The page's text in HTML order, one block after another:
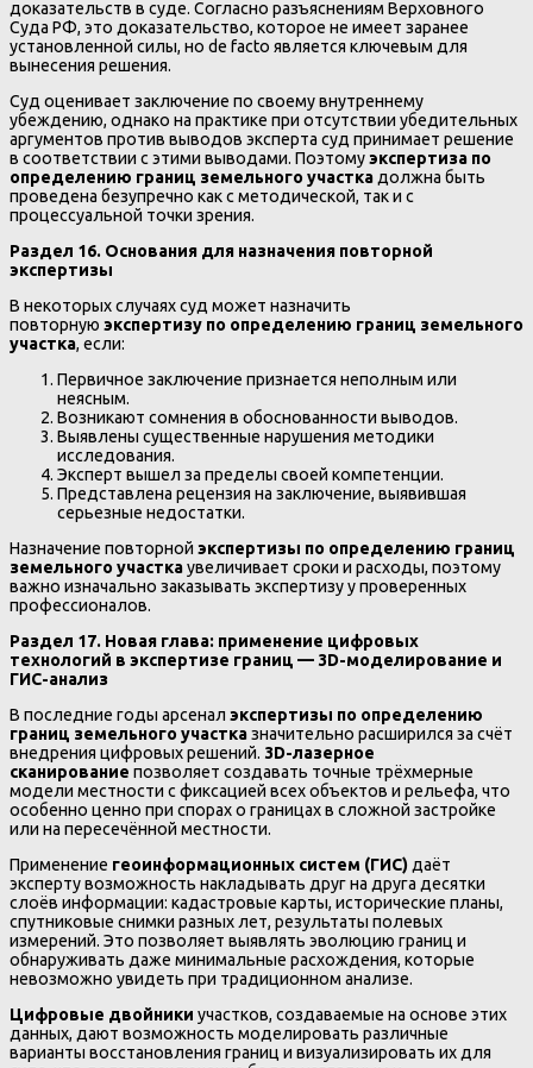
доказательств в суде. Согласно разъяснениям Верховного
Суда РФ, это доказательство, которое не имеет заранее
установленной силы, но de facto является ключевым для
вынесения решения.
Суд оценивает заключение по своему внутреннему
убеждению, однако на практике при отсутствии убедительных
аргументов против выводов эксперта суд принимает решение
в соответствии с этими выводами. Поэтомуэкспертиза по
определению границ земельного участка должна быть
проведена безупречно как с методической, так и с
процессуальной точки зрения.
Раздел 16. Основания для назначения повторной
экспертизы
В некоторых случаях суд может назначить
повторную экспертизу по определению границ земельного
участка, если:
Первичное заключение признается неполным или
неясным.
Возникают сомнения в обоснованности выводов.
Выявлены существенные нарушения методики
исследования.
Эксперт вышел за пределы своей компетенции.
Представлена рецензия на заключение, выявившая
серьезные недостатки.
Назначение повторной экспертизы по определению границ
земельного участкаувеличивает сроки и расходы, поэтому
важно изначально заказывать экспертизу у проверенных
профессионалов.
Раздел 17. Новая глава: применение цифровых
технологий в экспертизе границ — 3D-моделирование и
ГИС-анализ
В последние годы арсенал экспертизы по определению
границ земельного участказначительно расширился за счёт
внедрения цифровых решений. 3D-лазерное
сканирование позволяет создавать точные трёхмерные
модели местности с фиксацией всех объектов и рельефа, что
особенно ценно при спорах о границах в сложной застройке
или на пересечённой местности.
Применение геоинформационных систем (ГИС)даёт
эксперту возможность накладывать друг на друга десятки
слоёв информации: кадастровые карты, исторические планы,
спутниковые снимки разных лет, результаты полевых
измерений. Это позволяет выявлять эволюцию границ и
обнаруживать даже минимальные расхождения, которые
невозможно увидеть при традиционном анализе.
Цифровые двойники участков, создаваемые на основе этих
данных, дают возможность моделировать различные
варианты восстановления границ и визуализировать их для